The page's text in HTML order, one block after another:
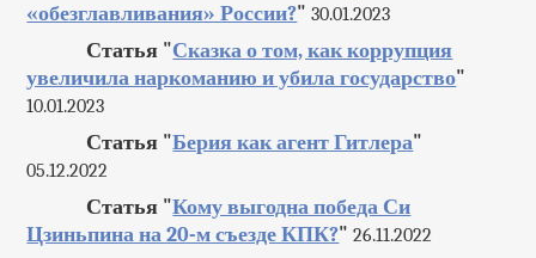
«обезглавливания» России?" 30.01.2023
Статья "Сказка о том, как коррупция
увеличила наркоманию и убила государство"
10.01.2023
Статья "Берия как агент Гитлера"
05.12.2022
Статья "Кому выгодна победа Си
Цзиньпина на 20-м съезде КПК?" 26.11.2022